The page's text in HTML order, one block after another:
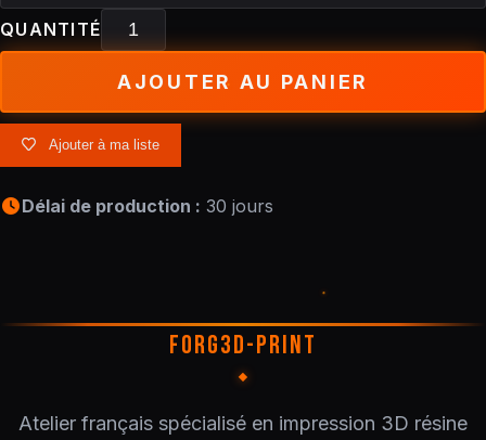
QUANTITÉ
AJOUTER AU PANIER
Ajouter à ma liste
Délai de production : 30 jours
FORG3D-PRINT
Atelier français spécialisé en impression 3D résine